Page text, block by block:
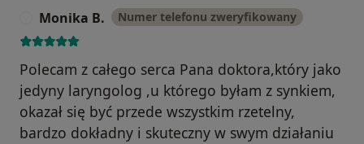
Monika B. Numer telefonu zweryfikowany
Polecam z całego serca Pana doktora,który jako
jedyny laryngolog ,u którego byłam z synkiem,
okazał się być przede wszystkim rzetelny,
bardzo dokładny i skuteczny w swym działaniu